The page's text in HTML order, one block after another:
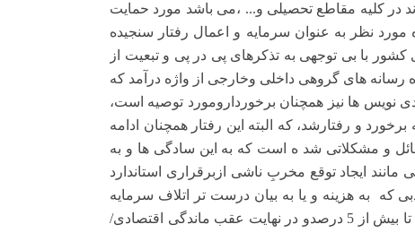
در کلیه مقاطع تحصیلی و... ،می باشد مورد حمایت
نظر به عنوان سرمایه و اعمال رفتار سنجیده
کشور با بی توجهی به تذکرهای پی در پی و تبعیت از
های گروهی داخلی وخارجی از واژه درآمد که
نویس ها نیز همچنان برخوردارومورد توصیه است،
و رفتارشد، که البته این رفتار همچنان ادامه
و مشکلاتی شد ه است که به این سادگی ها و به
ایجاد توقع مخربِ ناشی ازبرقراری استاندارد
که
به هزینه و یا به بیان درست تر اتلاف سرمایه
های مورد اشاره برقرارگشته و لاجرم منجربه کاهش نرخ رشد اقتصادی تا بیش از 5 درصدو در نهایت عقب ماندگی اقتصادی/